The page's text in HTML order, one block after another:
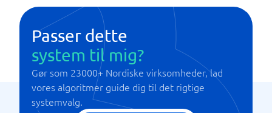
Optimering af transport
Sporbare varer
Passer dette
system til mig?
Gør som 23000+ Nordiske virksomheder, lad
vores algoritmer guide dig til det rigtige
systemvalg.